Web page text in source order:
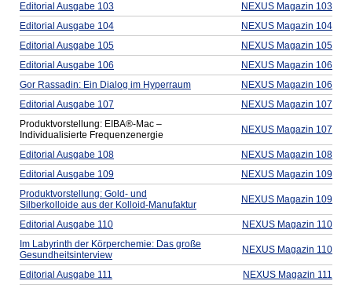
Editorial Ausgabe 103
NEXUS Magazin 103
Editorial Ausgabe 104
NEXUS Magazin 104
Editorial Ausgabe 105
NEXUS Magazin 105
Editorial Ausgabe 106
NEXUS Magazin 106
Gor Rassadin: Ein Dialog im Hyperraum
NEXUS Magazin 106
Editorial Ausgabe 107
NEXUS Magazin 107
Produktvorstellung: EIBA®-Mac –
Individualisierte Frequenzenergie
NEXUS Magazin 107
Editorial Ausgabe 108
NEXUS Magazin 108
Editorial Ausgabe 109
NEXUS Magazin 109
Produktvorstellung: Gold- und
Silberkolloide aus der Kolloid-Manufaktur
NEXUS Magazin 109
Editorial Ausgabe 110
NEXUS Magazin 110
Im Labyrinth der Körperchemie: Das große
Gesundheitsinterview
NEXUS Magazin 110
Editorial Ausgabe 111
NEXUS Magazin 111